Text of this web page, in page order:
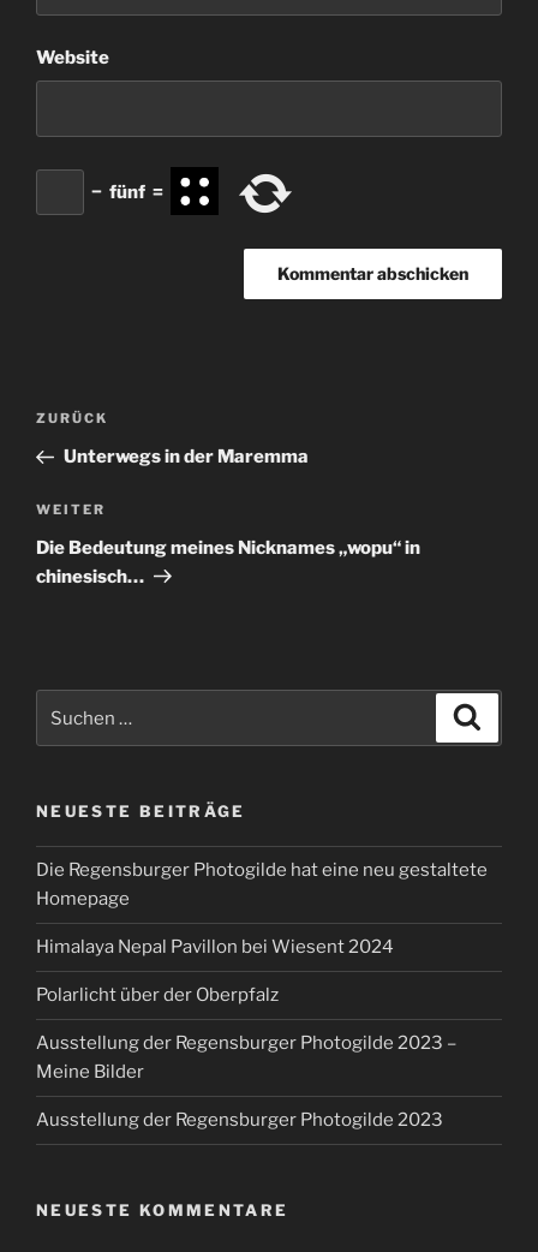
Website
− fünf =
Beitragsnavigation
Vorheriger
Beitrag
ZURÜCK
Unterwegs in der Maremma
Nächster
Beitrag
WEITER
Die Bedeutung meines Nicknames „wopu“ in
chinesisch…
nach:
NEUESTE BEITRÄGE
Die Regensburger Photogilde hat eine neu gestaltete
Homepage
Himalaya Nepal Pavillon bei Wiesent 2024
Polarlicht über der Oberpfalz
Ausstellung der Regensburger Photogilde 2023 –
Meine Bilder
Ausstellung der Regensburger Photogilde 2023
NEUESTE KOMMENTARE